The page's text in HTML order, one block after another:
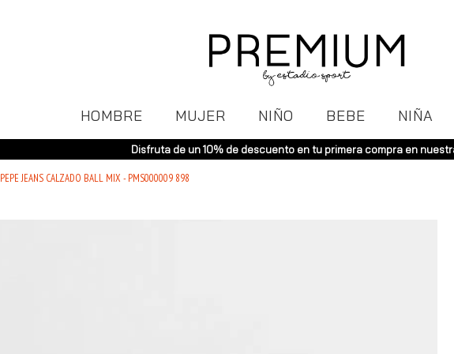
HOMBRE MUJER NIÑO BEBE NIÑA
Disfruta de un 10% de descuento en tu primera compra en
PEPE JEANS CALZADO BALL MIX - PMS000009 898